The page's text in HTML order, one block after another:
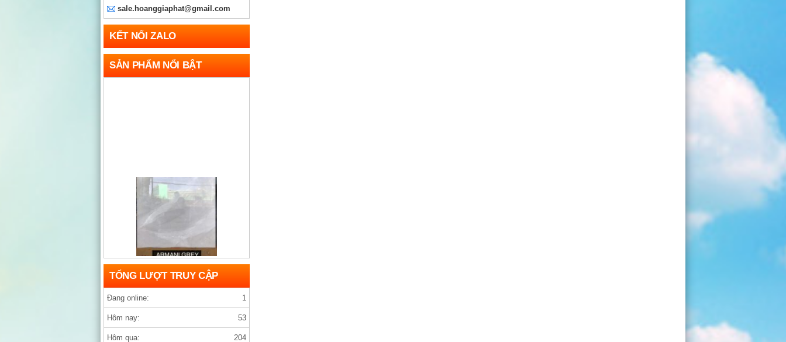
sale.hoanggiaphat@gmail.com
KẾT NỐI ZALO
SẢN PHẨM NỔI BẬT
Gạch india D1200×1200 ARMANY GREY
TỔNG LƯỢT TRUY CẬP
Đang online: 1
Hôm nay: 53
Hôm qua: 204